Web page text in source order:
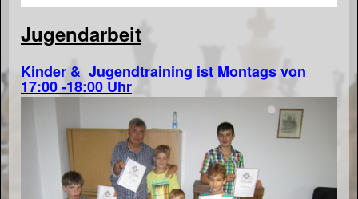
Jugendarbeit
Kinder & Jugendtraining ist Montags von
17:00 -18:00 Uhr